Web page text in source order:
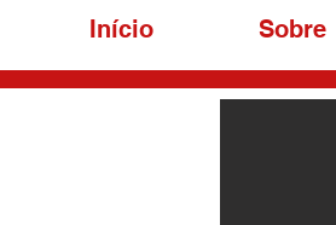
Início Sobre